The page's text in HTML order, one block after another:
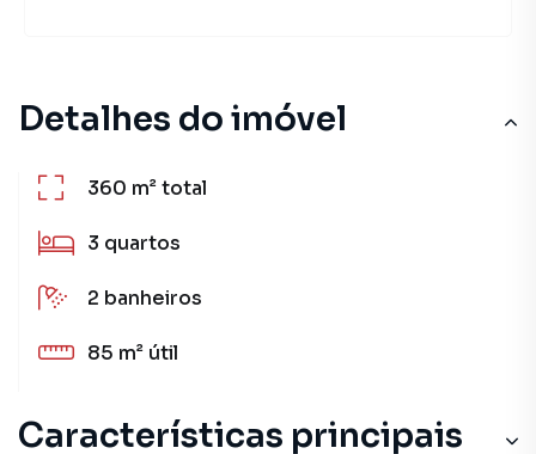
Detalhes do imóvel
360 m²total
3 quartos
2 banheiros
85 m² útil
Características principais